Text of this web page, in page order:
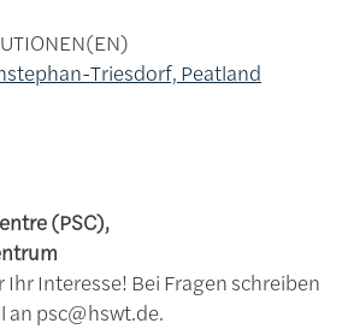
Triesdorf, Peatland
(PSC),
Interesse! Bei Fragen schreiben
an psc@hswt.de.